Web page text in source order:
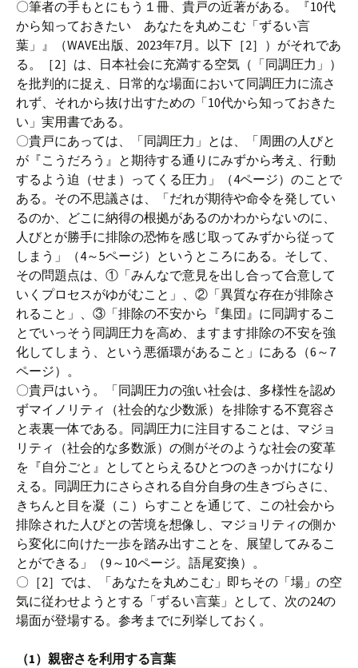
〇筆者の手もとにもう１冊、貴戸の近著がある。『10代
から知っておきたい あなたを丸めこむ「ずるい言
葉」』（WAVE出版、2023年7月。以下［2］）がそれであ
る。［2］は、日本社会に充満する空気（「同調圧力」）
を批判的に捉え、日常的な場面において同調圧力に流さ
れず、それから抜け出すための「10代から知っておきた
い」実用書である。
〇貴戸にあっては、「同調圧力」とは、「周囲の人びと
が『こうだろう』と期待する通りにみずから考え、行動
するよう迫（せま）ってくる圧力」（4ページ）のことで
ある。その不思議さは、「だれが期待や命令を発してい
るのか、どこに納得の根拠があるのかわからないのに、
人びとが勝手に排除の恐怖を感じ取ってみずから従って
しまう」（4～5ページ）というところにある。そして、
その問題点は、①「みんなで意見を出し合って合意して
いくプロセスがゆがむこと」、②「異質な存在が排除さ
れること」、③「排除の不安から『集団』に同調するこ
とでいっそう同調圧力を高め、ますます排除の不安を強
化してしまう、という悪循環があること」にある（6～7
ページ）。
〇貴戸はいう。「同調圧力の強い社会は、多様性を認め
ずマイノリティ（社会的な少数派）を排除する不寛容さ
と表裏一体である。同調圧力に注目することは、マジョ
リティ（社会的な多数派）の側がそのような社会の変革
を『自分ごと』としてとらえるひとつのきっかけになり
える。同調圧力にさらされる自分自身の生きづらさに、
きちんと目を凝（こ）らすことを通じて、この社会から
排除された人びとの苦境を想像し、マジョリティの側か
ら変化に向けた一歩を踏み出すことを、展望してみるこ
とができる」（9～10ページ。語尾変換）。
〇［2］では、「あなたを丸めこむ」即ちその「場」の空
気に従わせようとする「ずるい言葉」として、次の24の
場面が登場する。参考までに列挙しておく。
（1）親密さを利用する言葉